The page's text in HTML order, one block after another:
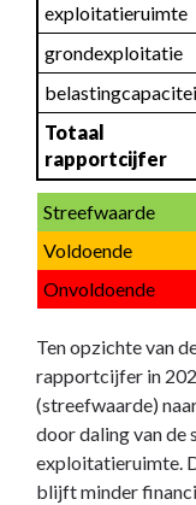
exploitatieruimte
grondexploitatie
Totaal
rapportcijfer
Streefwaarde
Voldoende
Onvoldoende
Ten opzichte van
rapportcijfer in
(streefwaarde)
door daling van
exploitatieruimte.
blijft minder